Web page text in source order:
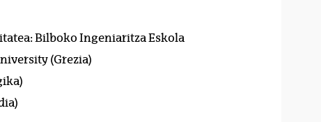
Bilboko Ingeniaritza Eskola
(Grezia)